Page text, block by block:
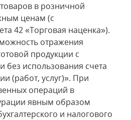
в розничной
ценам (с
42 «Торговая наценка»).
отражения
продукции с
без использования счета
(работ, услуг)». При
операций в
явным образом
и налогового